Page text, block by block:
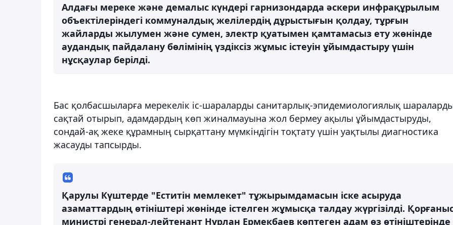
Алдағы мереке және демалыс күндері гарнизондарда әскери инфрақұрылым
объектілеріндегі коммуналдық желілердің дұрыстығын қолдау, тұрғын
жайларды жылумен және сумен, электр қуатымен қамтамасыз ету жөнінде
аудандық пайдалану бөлімінің үздіксіз жұмыс істеуін ұйымдастыру үшін
нұсқаулар берілді.
Бас қолбасшыларға мерекелік іс-шараларды санитарлық-эпидемиологиялық
сақтай отырып, адамдардың көп жиналмауына жол бермеу ақылы ұйымдастыруды,
сондай-ақ жеке құрамның сырқаттану мүмкіндігін тоқтату үшін уақтылы диагностика
жасауды тапсырды.
Қарулы Күштерде "Еститін мемлекет" тұжырымдамасын іске асыруда
азаматтардың өтініштері жөнінде істелген жұмысқа талдау жүргізілді.
министрі генерал-лейтенант Нұрлан Ермекбаев көптеген адам өз өтініштерінде